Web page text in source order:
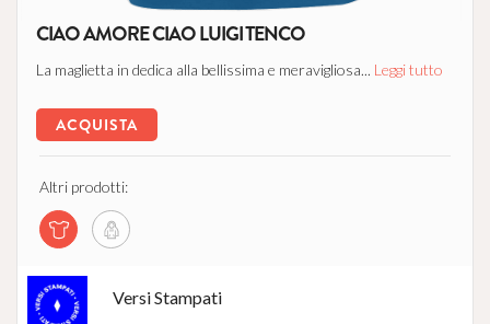
CIAO AMORE CIAO LUIGI TENCO
La maglietta in dedica alla bellissima e meravigliosa... Leggi tutto
ACQUISTA
Altri prodotti:
Versi Stampati